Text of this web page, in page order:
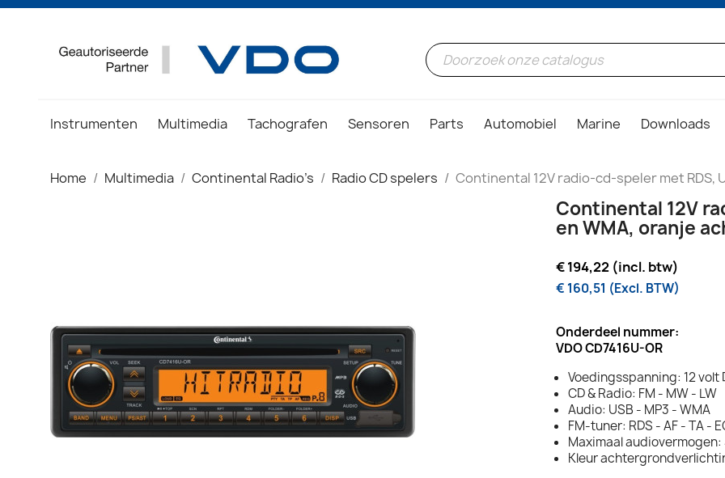
Instrumenten Multimedia Tachografen Sensoren Parts Automobiel Marine Downloads
Home Multimedia Continental Radio's Radio CD spelers Continental 12V radio-cd-speler met RDS,
Continental 12V
en WMA, oranje
€ 194,22 (incl. btw)
€ 160,51 (Excl. BTW)
Onderdeel nummer:
VDO CD7416U-OR
Voedingsspanning: 12 volt
CD & Radio: FM - MW - LW
Audio: USB - MP3 - WMA
FM-tuner: RDS - AF - TA -
Maximaal audiovermogen:
Kleur